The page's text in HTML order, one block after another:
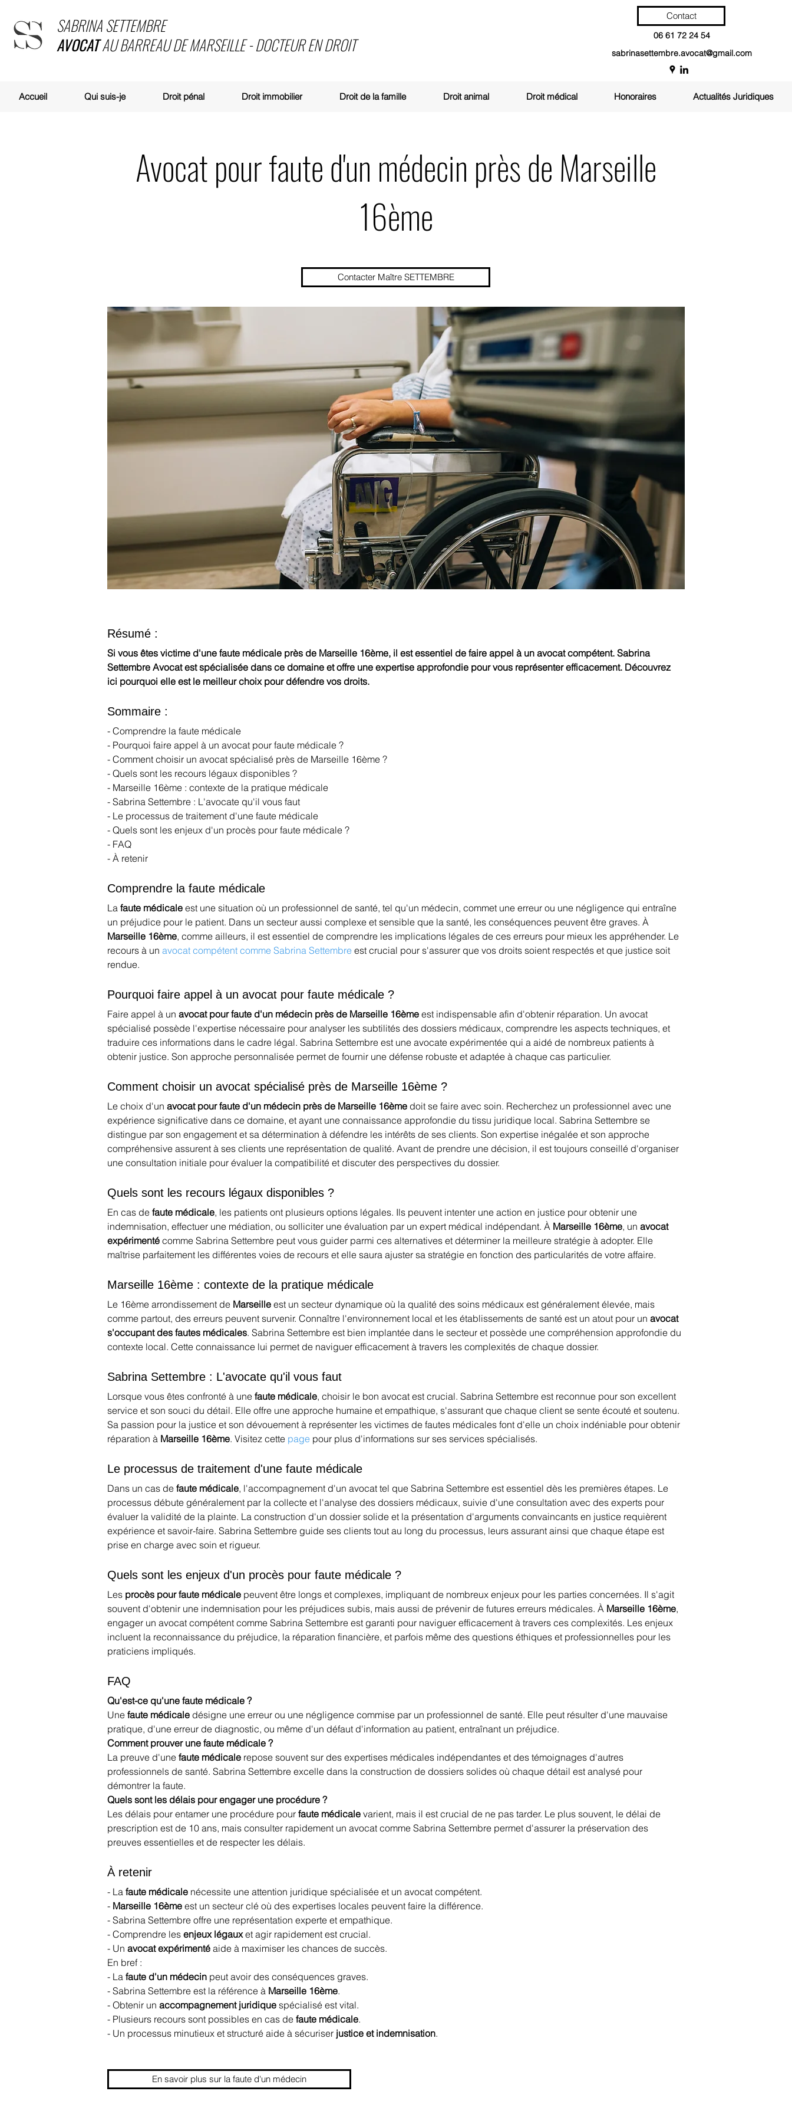
SABRINA SETTEMBRE
AVOCATAU BARREAU DE MARSEILLE - DOCTEUR EN DROIT
Contact
06 61 72 24 54
sabrinasettembre.avocat@gmail.com
Accueil Qui suis-je Droit pénal Droit immobilier Droit de la famille Droit animal Droit médical Honoraires Actualités Juridiques
Avocat pour faute d'un médecin près de Marseille
16ème
Contacter Maître SETTEMBRE
Résumé :
Si vous êtes victime d'une faute médicale près de Marseille 16ème, il est essentiel de faire appel à un avocat compétent. Sabrina
Settembre Avocat est spécialisée dans ce domaine et offre une expertise approfondie pour vous représenter efficacement. Découvrez
ici pourquoi elle est le meilleur choix pour défendre vos droits.
Sommaire :
- Comprendre la faute médicale
- Pourquoi faire appel à un avocat pour faute médicale ?
- Comment choisir un avocat spécialisé près de Marseille 16ème ?
- Quels sont les recours légaux disponibles ?
- Marseille 16ème : contexte de la pratique médicale
- Sabrina Settembre : L'avocate qu'il vous faut
- Le processus de traitement d'une faute médicale
- Quels sont les enjeux d'un procès pour faute médicale ?
- FAQ
- À retenir
Comprendre la faute médicale
La faute médicale est une situation où un professionnel de santé, tel qu'un médecin, commet une erreur ou une négligence qui entraîne
un préjudice pour le patient. Dans un secteur aussi complexe et sensible que la santé, les conséquences peuvent être graves. À
Marseille 16ème, comme ailleurs, il est essentiel de comprendre les implications légales de ces erreurs pour mieux les appréhender. Le
recours à un avocat compétent comme Sabrina Settembre est crucial pour s'assurer que vos droits soient respectés et que justice soit
rendue.
Pourquoi faire appel à un avocat pour faute médicale ?
Faire appel à un avocat pour faute d'un médecin près de Marseille 16ème est indispensable afin d'obtenir réparation. Un avocat
spécialisé possède l'expertise nécessaire pour analyser les subtilités des dossiers médicaux, comprendre les aspects techniques, et
traduire ces informations dans le cadre légal. Sabrina Settembre est une avocate expérimentée qui a aidé de nombreux patients à
obtenir justice. Son approche personnalisée permet de fournir une défense robuste et adaptée à chaque cas particulier.
Comment choisir un avocat spécialisé près de Marseille 16ème ?
Le choix d'un avocat pour faute d'un médecin près de Marseille 16ème doit se faire avec soin. Recherchez un professionnel avec une
expérience significative dans ce domaine, et ayant une connaissance approfondie du tissu juridique local. Sabrina Settembre se
distingue par son engagement et sa détermination à défendre les intérêts de ses clients. Son expertise inégalée et son approche
compréhensive assurent à ses clients une représentation de qualité. Avant de prendre une décision, il est toujours conseillé d'organiser
une consultation initiale pour évaluer la compatibilité et discuter des perspectives du dossier.
Quels sont les recours légaux disponibles ?
En cas de faute médicale, les patients ont plusieurs options légales. Ils peuvent intenter une action en justice pour obtenir une
indemnisation, effectuer une médiation, ou solliciter une évaluation par un expert médical indépendant. À Marseille 16ème, un avocat
expérimenté comme Sabrina Settembre peut vous guider parmi ces alternatives et déterminer la meilleure stratégie à adopter. Elle
maîtrise parfaitement les différentes voies de recours et elle saura ajuster sa stratégie en fonction des particularités de votre affaire.
Marseille 16ème : contexte de la pratique médicale
Le 16ème arrondissement de Marseille est un secteur dynamique où la qualité des soins médicaux est généralement élevée, mais
comme partout, des erreurs peuvent survenir. Connaître l'environnement local et les établissements de santé est un atout pour un avocat
s'occupant des fautes médicales. Sabrina Settembre est bien implantée dans le secteur et possède une compréhension approfondie du
contexte local. Cette connaissance lui permet de naviguer efficacement à travers les complexités de chaque dossier.
Sabrina Settembre : L'avocate qu'il vous faut
Lorsque vous êtes confronté à une faute médicale, choisir le bon avocat est crucial. Sabrina Settembre est reconnue pour son excellent
service et son souci du détail. Elle offre une approche humaine et empathique, s'assurant que chaque client se sente écouté et soutenu.
Sa passion pour la justice et son dévouement à représenter les victimes de fautes médicales font d'elle un choix indéniable pour obtenir
réparation à Marseille 16ème. Visitez cette page pour plus d'informations sur ses services spécialisés.
Le processus de traitement d'une faute médicale
Dans un cas de faute médicale, l'accompagnement d'un avocat tel que Sabrina Settembre est essentiel dès les premières étapes. Le
processus débute généralement par la collecte et l'analyse des dossiers médicaux, suivie d'une consultation avec des experts pour
évaluer la validité de la plainte. La construction d'un dossier solide et la présentation d'arguments convaincants en justice requièrent
expérience et savoir-faire. Sabrina Settembre guide ses clients tout au long du processus, leurs assurant ainsi que chaque étape est
prise en charge avec soin et rigueur.
Quels sont les enjeux d'un procès pour faute médicale ?
Les procès pour faute médicale peuvent être longs et complexes, impliquant de nombreux enjeux pour les parties concernées. Il s'agit
souvent d'obtenir une indemnisation pour les préjudices subis, mais aussi de prévenir de futures erreurs médicales. À Marseille 16ème,
engager un avocat compétent comme Sabrina Settembre est garanti pour naviguer efficacement à travers ces complexités. Les enjeux
incluent la reconnaissance du préjudice, la réparation financière, et parfois même des questions éthiques et professionnelles pour les
praticiens impliqués.
FAQ
Qu'est-ce qu'une faute médicale ?
Une faute médicale désigne une erreur ou une négligence commise par un professionnel de santé. Elle peut résulter d'une mauvaise
pratique, d'une erreur de diagnostic, ou même d'un défaut d'information au patient, entraînant un préjudice.
Comment prouver une faute médicale ?
La preuve d'une faute médicale repose souvent sur des expertises médicales indépendantes et des témoignages d'autres
professionnels de santé. Sabrina Settembre excelle dans la construction de dossiers solides où chaque détail est analysé pour
démontrer la faute.
Quels sont les délais pour engager une procédure ?
Les délais pour entamer une procédure pour faute médicale varient, mais il est crucial de ne pas tarder. Le plus souvent, le délai de
prescription est de 10 ans, mais consulter rapidement un avocat comme Sabrina Settembre permet d'assurer la préservation des
preuves essentielles et de respecter les délais.
À retenir
- La faute médicale nécessite une attention juridique spécialisée et un avocat compétent.
- Marseille 16ème est un secteur clé où des expertises locales peuvent faire la différence.
- Sabrina Settembre offre une représentation experte et empathique.
- Comprendre les enjeux légaux et agir rapidement est crucial.
- Un avocat expérimenté aide à maximiser les chances de succès.
En bref :
- La faute d'un médecin peut avoir des conséquences graves.
- Sabrina Settembre est la référence à Marseille 16ème.
- Obtenir un accompagnement juridique spécialisé est vital.
- Plusieurs recours sont possibles en cas de faute médicale.
- Un processus minutieux et structuré aide à sécuriser justice et indemnisation.
En savoir plus sur la faute d'un médecin